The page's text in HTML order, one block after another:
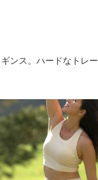
ンス。ハードなトレー